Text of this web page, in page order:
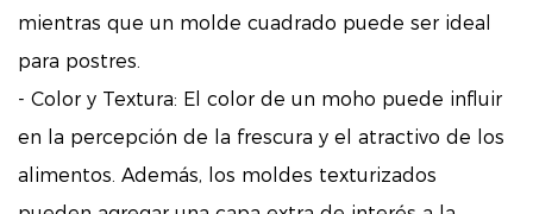
mientras que un molde cuadrado puede ser ideal
para postres.
- Color y Textura: El color de un moho puede influir
en la percepción de la frescura y el atractivo de los
alimentos. Además, los moldes texturizados